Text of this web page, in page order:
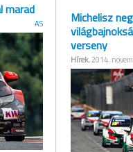
marad
AS
Michelisz
verseny
Hírek, 2014.